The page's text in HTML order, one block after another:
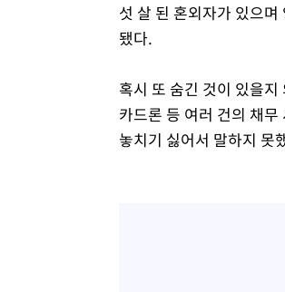
섯 살 된 혼외자가 있으
됐다.
혹시 또 숨긴 것이 있을
카드론 등 여러 건의 채
놓치기 싫어서 말하지 못